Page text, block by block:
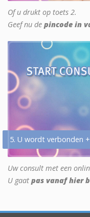
Of u drukt op toets 2.
Geef nu de pincode in
5. U wordt verbonden +
Uw consult met een
U gaat pas vanaf hier